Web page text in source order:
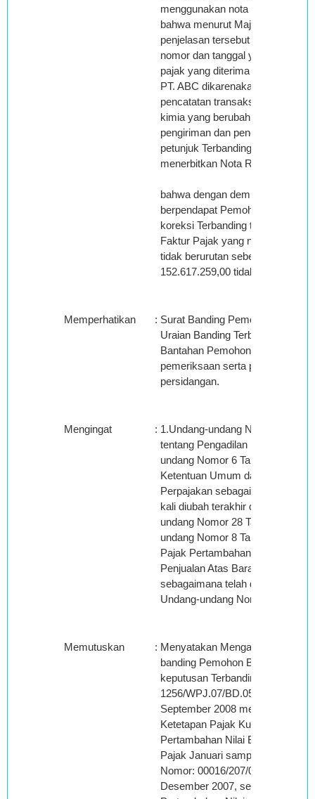
menggunakan nota retur.
bahwa menurut Majelis
penjelasan tersebut diatas, tidak
nomor dan tanggal yang tertera
pajak yang diterima Pemohon
PT. ABC dikarenakan sistem dan
pencatatan transaksi penjualan
kimia yang berubah jumlahnya
pengiriman dan penerimaan
petunjuk Terbanding tidak
menerbitkan Nota Retur;
bahwa dengan demikian Majelis
berpendapat Pemohon Banding
koreksi Terbanding terhadap
Faktur Pajak yang nomor dan
tidak berurutan sebesar Rp.
152.617.259,00 tidak dapat
Memperhatikan : Surat Banding Pemohon
Uraian Banding Terbanding, Surat
Bantahan Pemohon Banding dan
pemeriksaan serta pembuktian
persidangan.
Mengingat : 1.Undang-undang Nomor 14
tentang Pengadilan
undang Nomor 6 Tahun 1983
Ketentuan Umum dan Tatacara
Perpajakan sebagaimana telah
kali diubah terakhir dengan
undang Nomor 28 Tahun
undang Nomor 8 Tahun 1983
Pajak Pertambahan Nilai dan
Penjualan Atas Barang Mewah
sebagaimana telah diubah
Undang-undang Nomor 18 Tahun
Memutuskan : Menyatakan Mengabulkan
banding Pemohon Banding
keputusan Terbanding Nomor:
1256/WPJ.07/BD.05/2008
September 2008 mengenai Surat
Ketetapan Pajak Kurang Bayar
Pertambahan Nilai Barang dan
Pajak Januari sampai dengan
Nomor: 00016/207/07/052/07
Desember 2007, sehingga